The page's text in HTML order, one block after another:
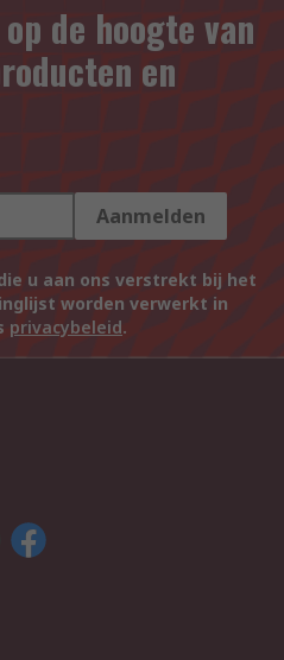
de hoogte van
en
Aanmelden
u aan ons verstrekt bij het
worden verwerkt in
privacybeleid.